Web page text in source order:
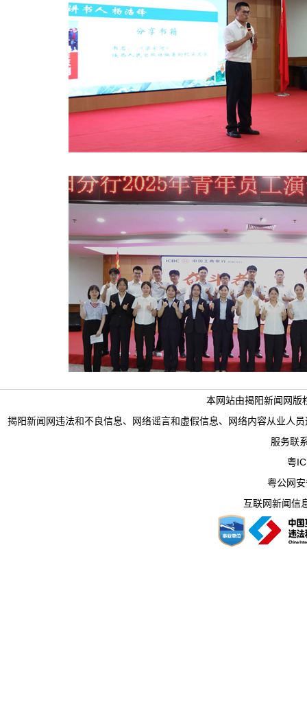
本网站由揭阳新闻网版
揭阳新闻网违法和不良信息、网络谣言和虚假信息、网络内容从业人
服务联
粤
粤公网
互联网新闻信